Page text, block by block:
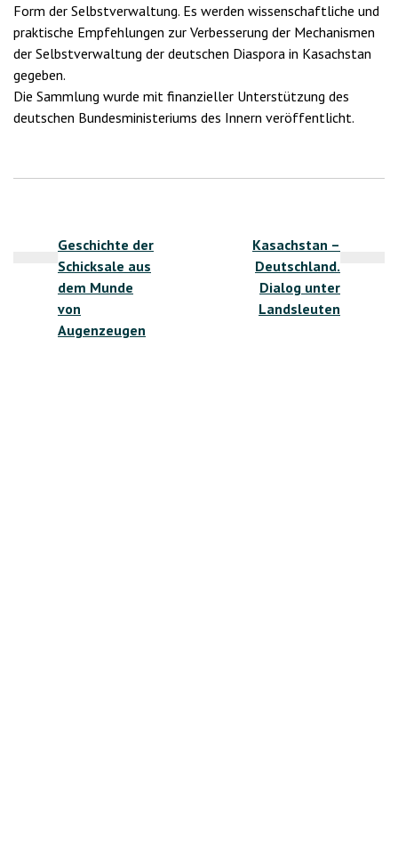
Form der Selbstverwaltung. Es werden wissenschaftliche und
praktische Empfehlungen zur Verbesserung der Mechanismen
der Selbstverwaltung der deutschen Diaspora in Kasachstan
gegeben.
Die Sammlung wurde mit finanzieller Unterstützung des
deutschen Bundesministeriums des Innern veröffentlicht.
Geschichte der
Schicksale aus
dem Munde
von
Augenzeugen
Kasachstan –
Deutschland.
Dialog unter
Landsleuten